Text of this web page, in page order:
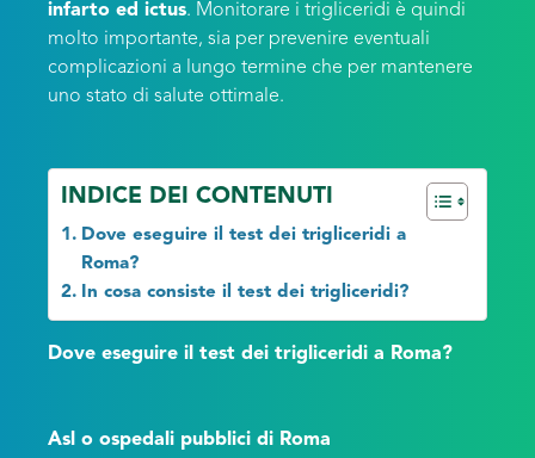
infarto ed ictus. Monitorare i trigliceridi è quindi
molto importante, sia per prevenire eventuali
complicazioni a lungo termine che per mantenere
uno stato di salute ottimale.
INDICE DEI CONTENUTI
Dove eseguire il test dei trigliceridi a
Roma?
In cosa consiste il test dei trigliceridi?
Dove eseguire il test dei trigliceridi a Roma?
Asl o ospedali pubblici di Roma